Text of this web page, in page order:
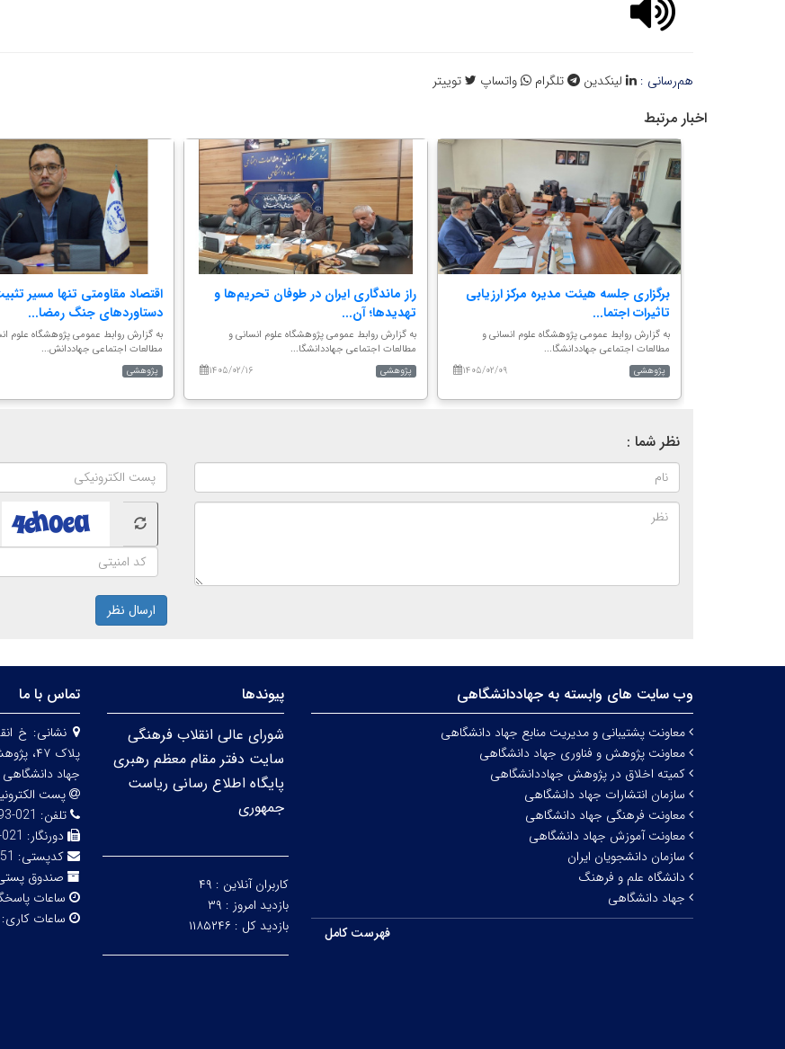
هم‌رسانی : لینکدین تلگرام واتساپ توییتر
اخبار مرتبط
اقتصاد مقاومتی تنها مسیر
دستاوردهای جنگ رمضا...
به گزارش روابط عمومی پژوهشگاه علوم
مطالعات اجتماعی جهاددانش...
پژوهشی
راز ماندگاری ایران در طوفان تحریم‌ها و
تهدیدها؛ آن...
به گزارش روابط عمومی پژوهشگاه علوم انسانی و
مطالعات اجتماعی جهاددانشگا...
۱۴۰۵/۰۲/۱۶
پژوهشی
برگزاری جلسه هیئت مدیره مرکز ارزیابی
تاثیرات اجتما...
به گزارش روابط عمومی پژوهشگاه علوم انسانی و
مطالعات اجتماعی جهاددانشگا...
۱۴۰۵/۰۲/۰۹
پژوهشی
نظر شما :
ارسال نظر
وب سایت های وابسته به جهاددانشگاهی
معاونت پشتیبانی و مدیریت منابع جهاد دانشگاهی
معاونت پژوهش و فناوری جهاد دانشگاهی
کمیته اخلاق در پژوهش جهاددانشگاهی
سازمان انتشارات جهاد دانشگاهی
معاونت فرهنگی جهاد دانشگاهی
معاونت آموزش جهاد دانشگاهی
سازمان دانشجویان ایران
دانشگاه علم و فرهنگ
جهاد دانشگاهی
فهرست کامل
پیوندها
شورای عالی انقلاب فرهنگی
سایت دفتر مقام معظم رهبری
پایگاه اطلاع رسانی ریاست
جمهوری
کاربران آنلاین : ۴۹
بازدید امروز : ۳۹
بازدید کل : ۱۱۸۵۲۴۶
تماس با ما
نشانی: خ
پلاک
جهاد دانشگاهی
پست
تلفن: 021-66951593-5
دورنگار: 021-66492129
کدپستی:
صندوق
ساعات
ساعات کاری: